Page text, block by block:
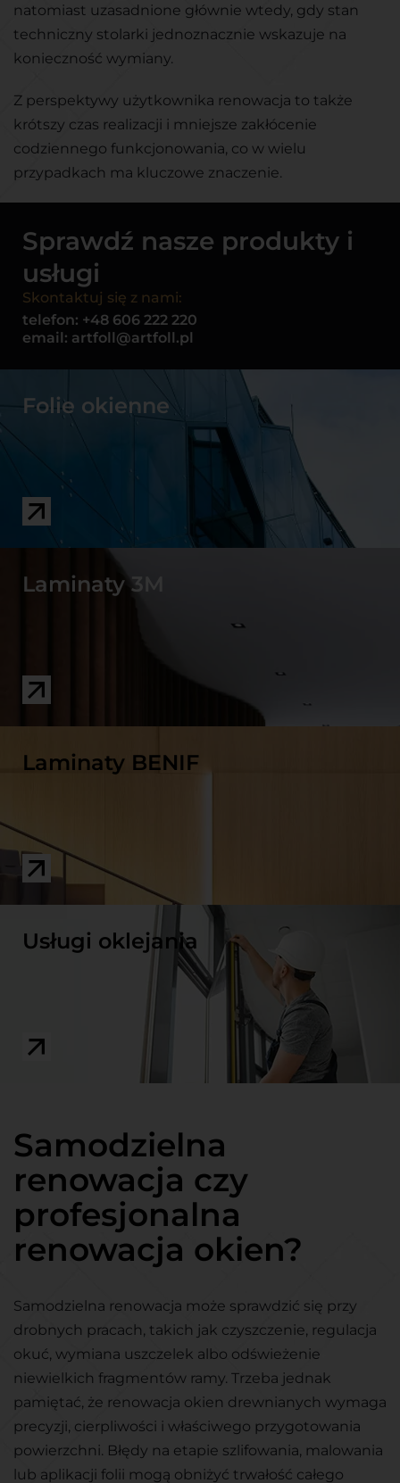
natomiast uzasadnione głównie wtedy, gdy stan
techniczny stolarki jednoznacznie wskazuje na
konieczność wymiany.
Z perspektywy użytkownika renowacja to także
krótszy czas realizacji i mniejsze zakłócenie
codziennego funkcjonowania, co w wielu
przypadkach ma kluczowe znaczenie.
Sprawdź nasze produkty i
usługi
Skontaktuj się z nami:
telefon: +48 606 222 220
email: artfoll@artfoll.pl
Folie okienne
Laminaty 3M
Laminaty BENIF
Usługi oklejania
Samodzielna
renowacja czy
profesjonalna
renowacja okien?
Samodzielna renowacja może sprawdzić się przy
drobnych pracach, takich jak czyszczenie, regulacja
okuć, wymiana uszczelek albo odświeżenie
niewielkich fragmentów ramy. Trzeba jednak
pamiętać, że renowacja okien drewnianych wymaga
precyzji, cierpliwości i właściwego przygotowania
powierzchni. Błędy na etapie szlifowania, malowania
lub aplikacji folii mogą obniżyć trwałość całego